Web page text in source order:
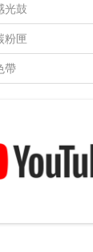
光鼓
粉匣
帶